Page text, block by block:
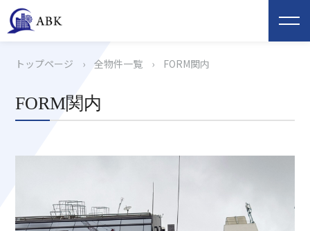
トップページ › 全物件一覧 › FORM関内
FORM関内